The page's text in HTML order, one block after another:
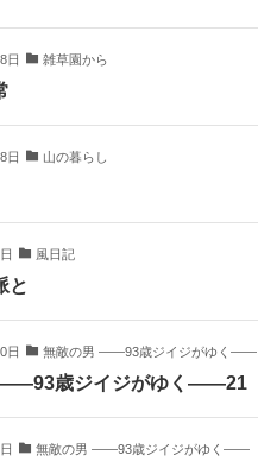
日 雑草園から
日 山の暮らし
風日記
と
日 無敵の男 ――93歳ジイジがゆく――
歳ジイジがゆく――21
無敵の男 ――93歳ジイジがゆく――